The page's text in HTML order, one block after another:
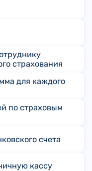
страхования
для каждого
по страховым
счета
кассу